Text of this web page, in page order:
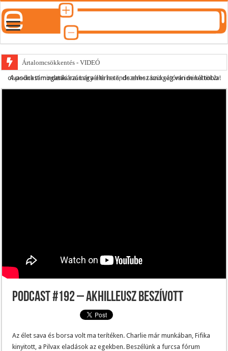
Ártalomcsökkentés - VIDEÓ
E-cigi használati szokások 2.0
A podcast mindenki számára elérhető, de ehhez szükség van minél több olvasónk támogatására.Legyél te is rendszeres támogatónk ide kattintva!
Podcast #192 – Akhilleusz beszívott
Az élet sava és borsa volt ma terítéken. Charlie már munkában, Fifika
kinyitott, a Pilvax eladások az egekben. Beszélünk a furcsa fórum